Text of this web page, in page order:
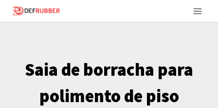
para
Saia de borracha para
polimento de piso